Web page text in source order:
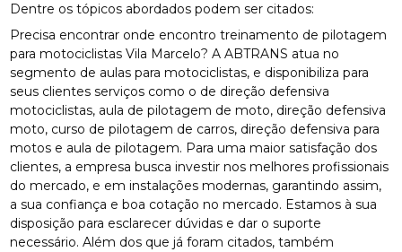
Dentre os tópicos abordados podem ser citados:
Precisa encontrar onde encontro treinamento de pilotagem
para motociclistas Vila Marcelo? A ABTRANS atua no
segmento de aulas para motociclistas, e disponibiliza para
seus clientes serviços como o de direção defensiva
motociclistas, aula de pilotagem de moto, direção defensiva
moto, curso de pilotagem de carros, direção defensiva para
motos e aula de pilotagem. Para uma maior satisfação dos
clientes, a empresa busca investir nos melhores profissionais
do mercado, e em instalações modernas, garantindo assim,
a sua confiança e boa cotação no mercado. Estamos à sua
disposição para esclarecer dúvidas e dar o suporte
necessário. Além dos que já foram citados, também